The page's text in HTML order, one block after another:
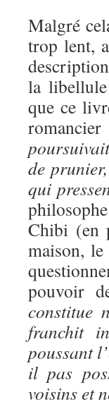
Malgré
trop lent,
la
que ce
de
qui
Chibi (en
maison,
pouvoir
constitue
franchit
poussant
il pas
voisins et